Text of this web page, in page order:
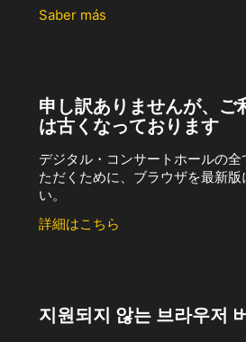
Saber más
申し訳ありませんが、ご
は古くなっております
デジタル・コンサートホールの
ただくために、ブラウザを最新版
い。
詳細はこちら
지원되지 않는 브라우저